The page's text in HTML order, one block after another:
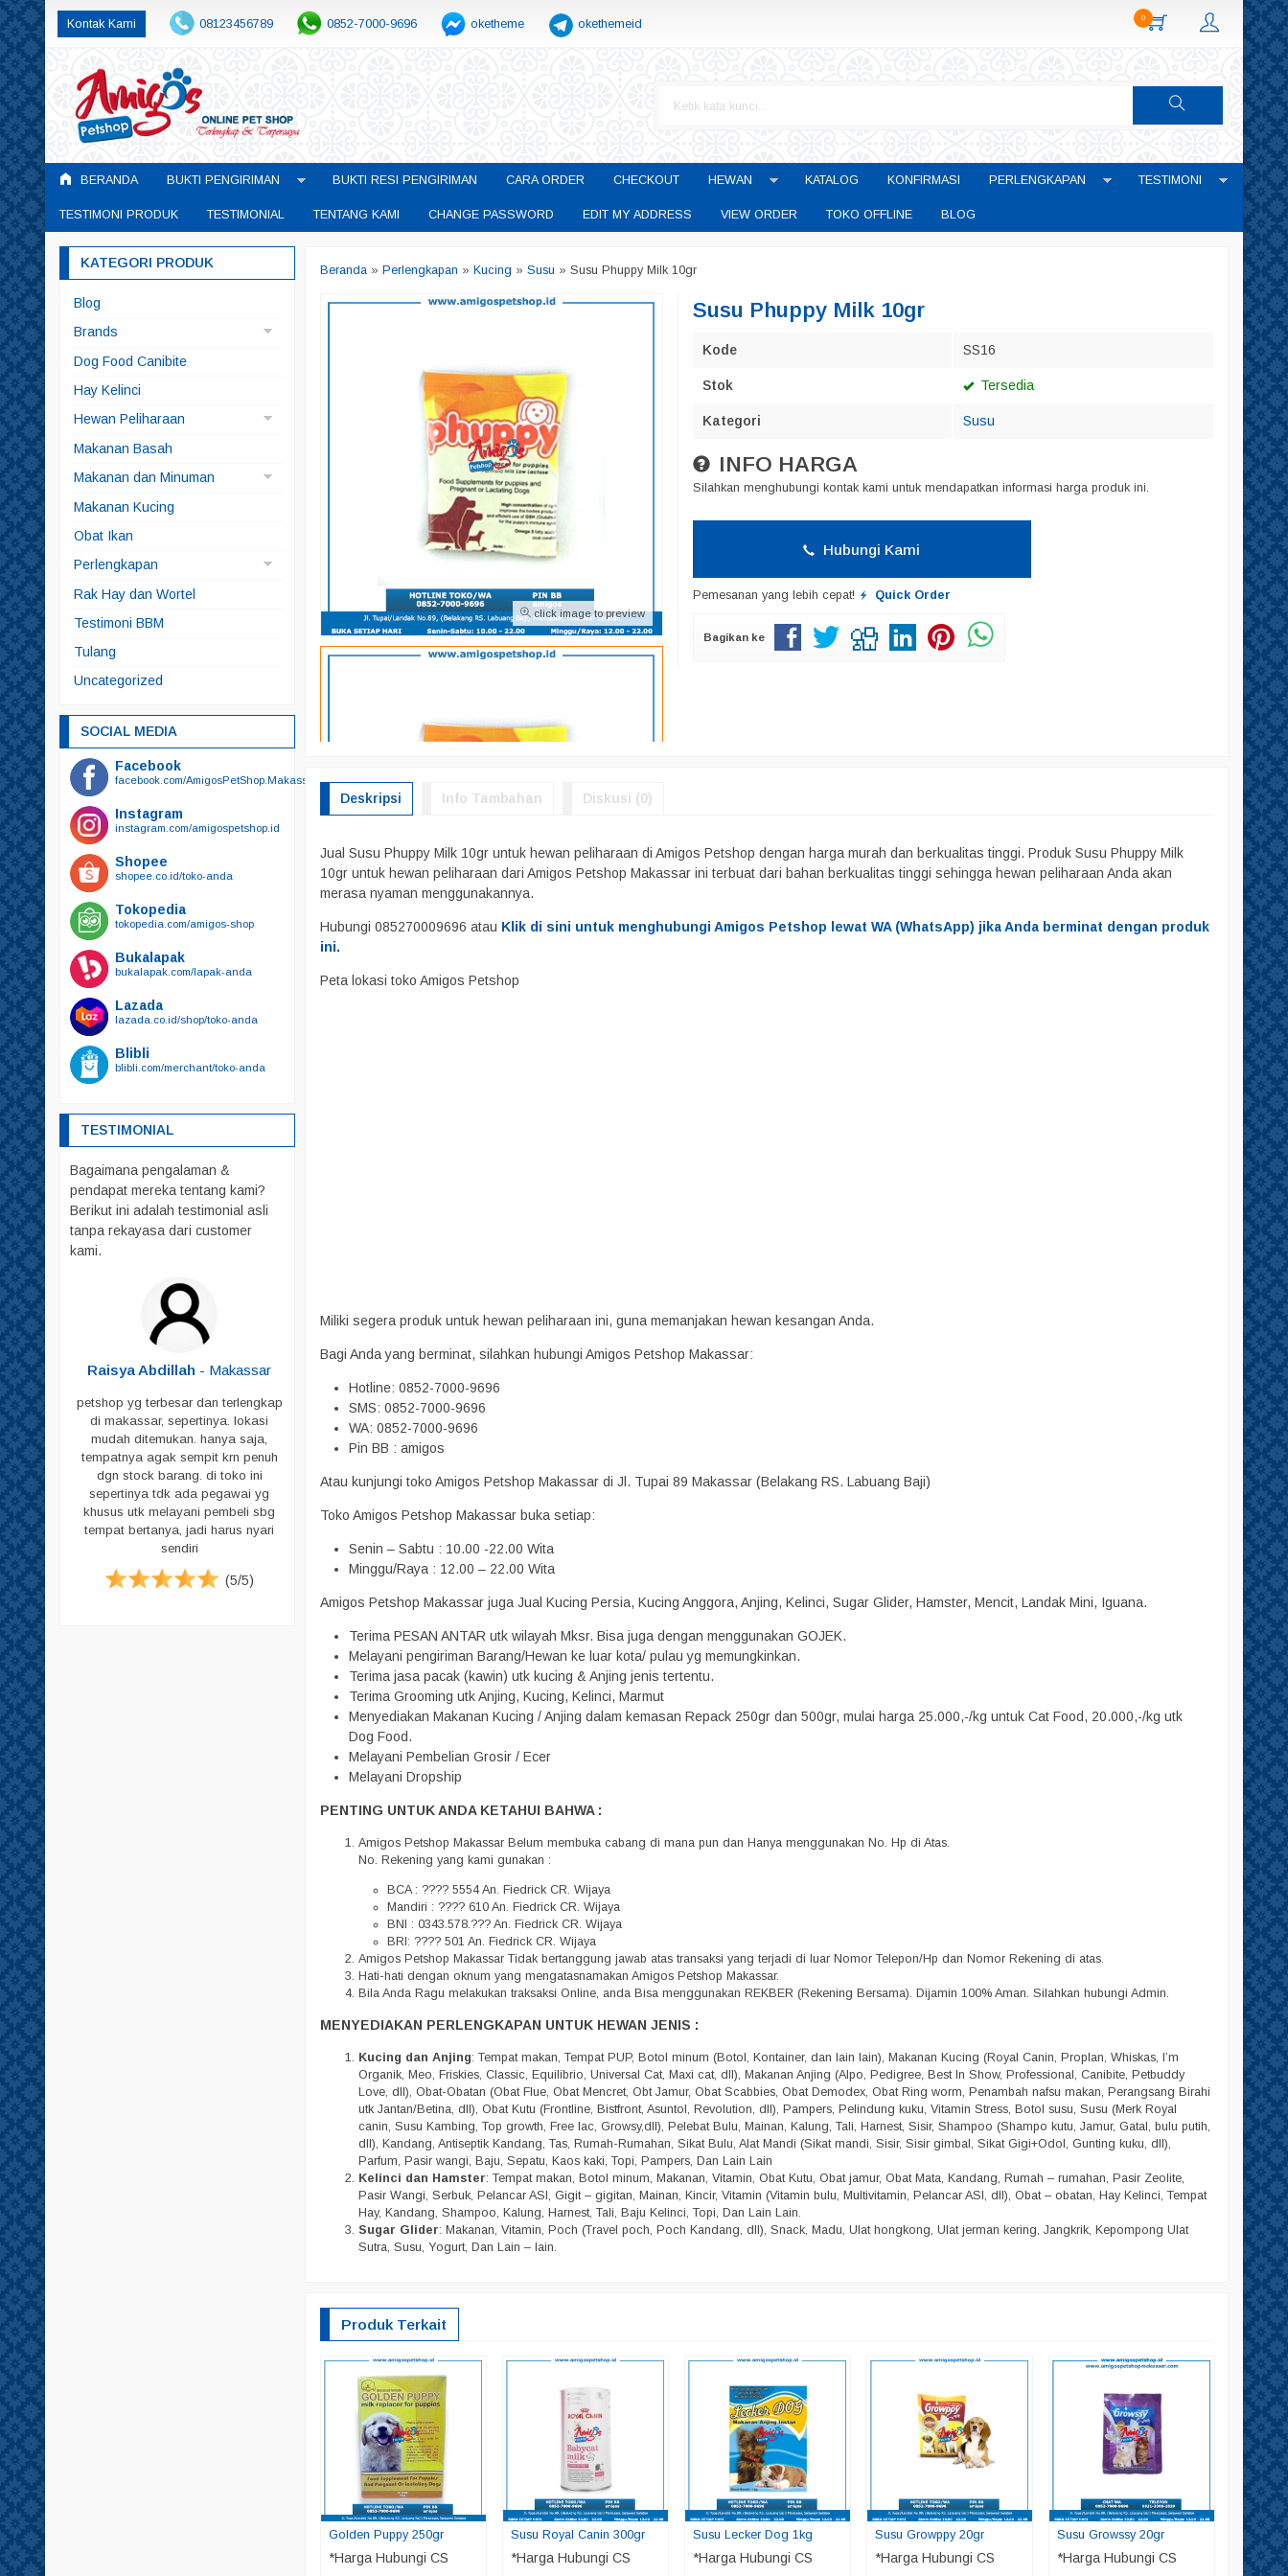
Kontak Kami 08123456789 0852-7000-9696 oketheme okethemeid 0
BERANDA BUKTI PENGIRIMAN BUKTI RESI PENGIRIMAN CARA ORDER CHECKOUT HEWAN KATALOG KONFIRMASI PERLENGKAPAN TESTIMONI
TESTIMONI PRODUK TESTIMONIAL TENTANG KAMI CHANGE PASSWORD EDIT MY ADDRESS VIEW ORDER TOKO OFFLINE BLOG
Beranda » Perlengkapan » Kucing »Susu »Susu Phuppy Milk 10gr
click image to preview
Susu Phuppy Milk 10gr
Kode SS16
Stok Tersedia
Kategori Susu
INFO HARGA
Silahkan menghubungi kontak kami untuk mendapatkan informasi harga produk ini.
Hubungi Kami
Pemesanan yang lebih cepat! Quick Order
Bagikan ke
Deskripsi Info Tambahan Diskusi (0)
Jual Susu Phuppy Milk 10gr untuk hewan peliharaan di Amigos Petshop dengan harga murah dan berkualitas tinggi. Produk Susu Phuppy Milk
10gr untuk hewan peliharaan dari Amigos Petshop Makassar ini terbuat dari bahan berkualitas tinggi sehingga hewan peliharaan Anda akan
merasa nyaman menggunakannya.
Hubungi 085270009696 atau Klik di sini untuk menghubungi Amigos Petshop lewat WA (WhatsApp) jika Anda berminat dengan produk
ini.
Peta lokasi toko Amigos Petshop
Miliki segera produk untuk hewan peliharaan ini, guna memanjakan hewan kesangan Anda.
Bagi Anda yang berminat, silahkan hubungi Amigos Petshop Makassar:
Hotline: 0852-7000-9696
SMS: 0852-7000-9696
WA: 0852-7000-9696
Pin BB : amigos
Atau kunjungi toko Amigos Petshop Makassar di Jl. Tupai 89 Makassar (Belakang RS. Labuang Baji)
Toko Amigos Petshop Makassar buka setiap:
Senin – Sabtu : 10.00 -22.00 Wita
Minggu/Raya : 12.00 – 22.00 Wita
Amigos Petshop Makassar juga Jual Kucing Persia, Kucing Anggora, Anjing, Kelinci, Sugar Glider, Hamster, Mencit, Landak Mini, Iguana.
Terima PESAN ANTAR utk wilayah Mksr. Bisa juga dengan menggunakan GOJEK.
Melayani pengiriman Barang/Hewan ke luar kota/ pulau yg memungkinkan.
Terima jasa pacak (kawin) utk kucing & Anjing jenis tertentu.
Terima Grooming utk Anjing, Kucing, Kelinci, Marmut
Menyediakan Makanan Kucing / Anjing dalam kemasan Repack 250gr dan 500gr, mulai harga 25.000,-/kg untuk Cat Food, 20.000,-/kg utk
Dog Food.
Melayani Pembelian Grosir / Ecer
Melayani Dropship
PENTING UNTUK ANDA KETAHUI BAHWA :
Amigos Petshop Makassar Belum membuka cabang di mana pun dan Hanya menggunakan No. Hp di Atas.
No. Rekening yang kami gunakan :
BCA : ???? 5554 An. Fiedrick CR. Wijaya
Mandiri : ???? 610 An. Fiedrick CR. Wijaya
BNI : 0343.578.??? An. Fiedrick CR. Wijaya
BRI: ???? 501 An. Fiedrick CR. Wijaya
Amigos Petshop Makassar Tidak bertanggung jawab atas transaksi yang terjadi di luar Nomor Telepon/Hp dan Nomor Rekening di atas.
Hati-hati dengan oknum yang mengatasnamakan Amigos Petshop Makassar.
Bila Anda Ragu melakukan traksaksi Online, anda Bisa menggunakan REKBER (Rekening Bersama). Dijamin 100% Aman. Silahkan hubungi Admin.
MENYEDIAKAN PERLENGKAPAN UNTUK HEWAN JENIS :
Kucing dan Anjing: Tempat makan, Tempat PUP, Botol minum (Botol, Kontainer, dan lain lain), Makanan Kucing (Royal Canin, Proplan, Whiskas, I’m
Organik, Meo, Friskies, Classic, Equilibrio, Universal Cat, Maxi cat, dll), Makanan Anjing (Alpo, Pedigree, Best In Show, Professional, Canibite, Petbuddy
Love, dll), Obat-Obatan (Obat Flue, Obat Mencret, Obt Jamur, Obat Scabbies, Obat Demodex, Obat Ring worm, Penambah nafsu makan, Perangsang Birahi
utk Jantan/Betina, dll), Obat Kutu (Frontline, Bistfront, Asuntol, Revolution, dll), Pampers, Pelindung kuku, Vitamin Stress, Botol susu, Susu (Merk Royal
canin, Susu Kambing, Top growth, Free lac, Growsy,dll), Pelebat Bulu, Mainan, Kalung, Tali, Harnest, Sisir, Shampoo (Shampo kutu, Jamur, Gatal, bulu putih,
dll), Kandang, Antiseptik Kandang, Tas, Rumah-Rumahan, Sikat Bulu, Alat Mandi (Sikat mandi, Sisir, Sisir gimbal, Sikat Gigi+Odol, Gunting kuku, dll),
Parfum, Pasir wangi, Baju, Sepatu, Kaos kaki, Topi, Pampers, Dan Lain Lain
Kelinci dan Hamster: Tempat makan, Botol minum, Makanan, Vitamin, Obat Kutu, Obat jamur, Obat Mata, Kandang, Rumah – rumahan, Pasir Zeolite,
Pasir Wangi, Serbuk, Pelancar ASI, Gigit – gigitan, Mainan, Kincir, Vitamin (Vitamin bulu, Multivitamin, Pelancar ASI, dll), Obat – obatan, Hay Kelinci, Tempat
Hay, Kandang, Shampoo, Kalung, Harnest, Tali, Baju Kelinci, Topi, Dan Lain Lain.
Sugar Glider: Makanan, Vitamin, Poch (Travel poch, Poch Kandang, dll), Snack, Madu, Ulat hongkong, Ulat jerman kering, Jangkrik, Kepompong Ulat
Sutra, Susu, Yogurt, Dan Lain – lain.
Produk Terkait
Golden Puppy 250gr
*Harga Hubungi CS
Susu Royal Canin 300gr
*Harga Hubungi CS
Susu Lecker Dog 1kg
*Harga Hubungi CS
Susu Growppy 20gr
*Harga Hubungi CS
Susu Growssy 20gr
*Harga Hubungi CS
KATEGORI PRODUK
Blog
Brands
Arqui Fresh
Doggyman
Pedigree
Dog Food Canibite
Hay Kelinci
Hewan Peliharaan
Anjing
Kucing
Makanan Basah
Makanan dan Minuman
Makanan Anjing
Makanan Ikan
Makanan Kelinci
Makanan Kura-kura
Snack
Makanan Kucing
Obat Ikan
Perlengkapan
Brangus
Kucing
Botol Minum
Botol Susu
Gunting
Kalung Tali Harnest
Kalung
Kandang
Mainan
Makanan
Friskies
whiskas
Pakaian
Parfum
Pelebat Bulu
Sendok PUP
Sikat Bulu
Sisir
Skop PUP
Tas & Cannel Box
Tempat Makan
Tempat PUP
Pampers
Rak Hay dan Wortel
Testimoni BBM
Tulang
Uncategorized
SOCIAL MEDIA
Facebook
facebook.com/AmigosPetShop.Makassar
Instagram
instagram.com/amigospetshop.id
Shopee
shopee.co.id/toko-anda
Tokopedia
tokopedia.com/amigos-shop
Bukalapak
bukalapak.com/lapak-anda
Lazada
lazada.co.id/shop/toko-anda
Blibli
blibli.com/merchant/toko-anda
TESTIMONIAL
Bagaimana pengalaman &
pendapat mereka tentang kami?
Berikut ini adalah testimonial asli
tanpa rekayasa dari customer
kami.
Raisya Abdillah - Makassar
petshop yg terbesar dan terlengkap
di makassar, sepertinya. lokasi
mudah ditemukan. hanya saja,
tempatnya agak sempit krn penuh
dgn stock barang. di toko ini
sepertinya tdk ada pegawai yg
khusus utk melayani pembeli sbg
tempat bertanya, jadi harus nyari
sendiri
(5/5)